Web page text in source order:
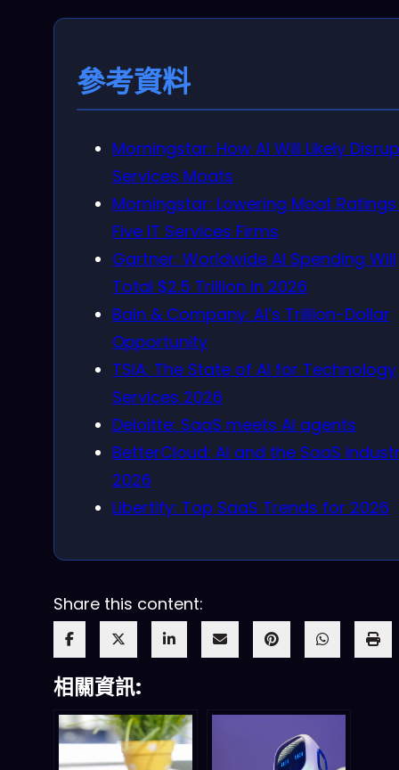
參考資料
Morningstar: How AI Will Likely
Services Moats
Morningstar: Lowering Moat
Five IT Services Firms
Gartner: Worldwide AI Spending Will
Total $2.5 Trillion in 2026
Bain & Company: AI’s Trillion-Dollar
Opportunity
TSIA: The State of AI for Technology
Services 2026
Deloitte: SaaS meets AI agents
BetterCloud: AI and the SaaS
2026
Libertify: Top SaaS Trends for 2026
Share this content:
相關資訊: